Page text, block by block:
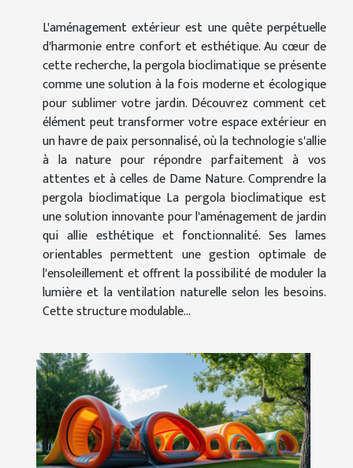
L'aménagement extérieur est une quête perpétuelle
d'harmonie entre confort et esthétique. Au cœur de
cette recherche, la pergola bioclimatique se présente
comme une solution à la fois moderne et écologique
pour sublimer votre jardin. Découvrez comment cet
élément peut transformer votre espace extérieur en
un havre de paix personnalisé, où la technologie s'allie
à la nature pour répondre parfaitement à vos
attentes et à celles de Dame Nature. Comprendre la
pergola bioclimatique La pergola bioclimatique est
une solution innovante pour l'aménagement de jardin
qui allie esthétique et fonctionnalité. Ses lames
orientables permettent une gestion optimale de
l'ensoleillement et offrent la possibilité de moduler la
lumière et la ventilation naturelle selon les besoins.
Cette structure modulable...